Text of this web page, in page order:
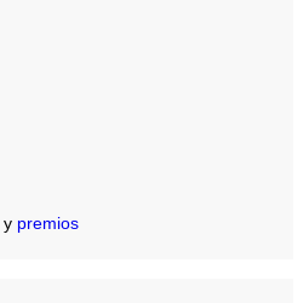
y premios